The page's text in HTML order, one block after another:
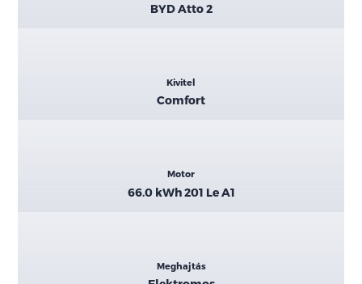
BYD Atto 2
Kivitel
Comfort
Motor
66.0 kWh 201 Le A1
Meghajtás